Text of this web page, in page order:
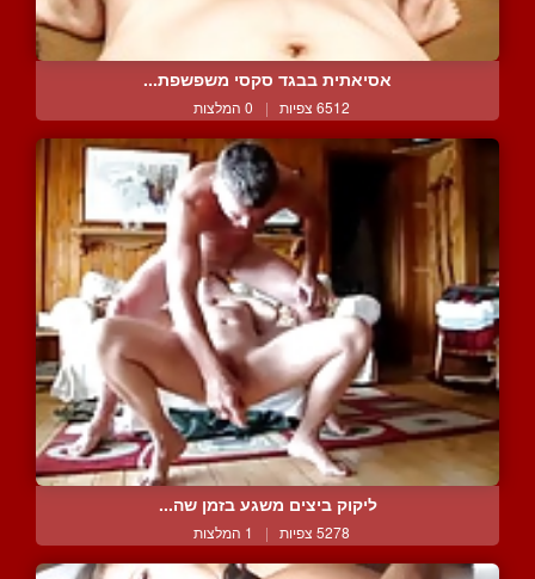
אסיאתית בבגד סקסי משפשפת...
6512 צפיות | 0 המלצות
ליקוק ביצים משגע בזמן שה...
5278 צפיות | 1 המלצות